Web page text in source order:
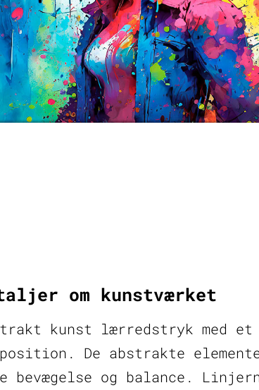
om kunstværket
kunst lærredstryk med
De abstrakte
bevægelse og balance.